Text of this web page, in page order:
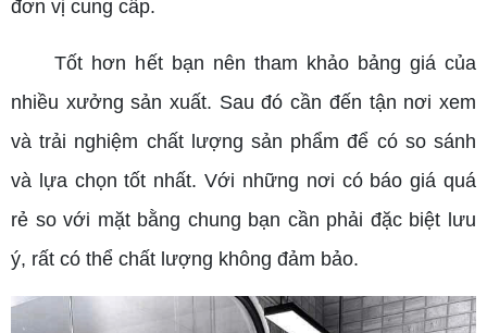
đơn vị cung cấp.
Tốt hơn hết bạn nên tham khảo bảng giá của
nhiều xưởng sản xuất. Sau đó cần đến tận nơi xem
và trải nghiệm chất lượng sản phẩm để có so sánh
và lựa chọn tốt nhất. Với những nơi có báo giá quá
rẻ so với mặt bằng chung bạn cần phải đặc biệt lưu
ý, rất có thể chất lượng không đảm bảo.